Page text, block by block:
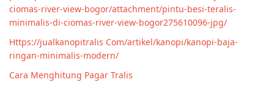
ciomas-river-view-bogor/attachment/pintu-besi-teralis-
minimalis-di-ciomas-river-view-bogor275610096-jpg/
Https://jualkanopitralis Com/artikel/kanopi/kanopi-baja-
ringan-minimalis-modern/
Cara Menghitung Pagar Tralis